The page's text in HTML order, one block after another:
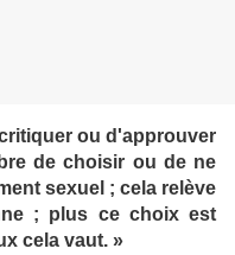
ou d'approuver
de choisir ou de ne
sexuel ; cela relève
; plus ce choix est
cela vaut. »